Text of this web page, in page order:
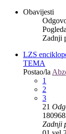
Obavijesti
Zadnji
LZS
TEMA
Postao/la
1
2
3
21
Zadnji